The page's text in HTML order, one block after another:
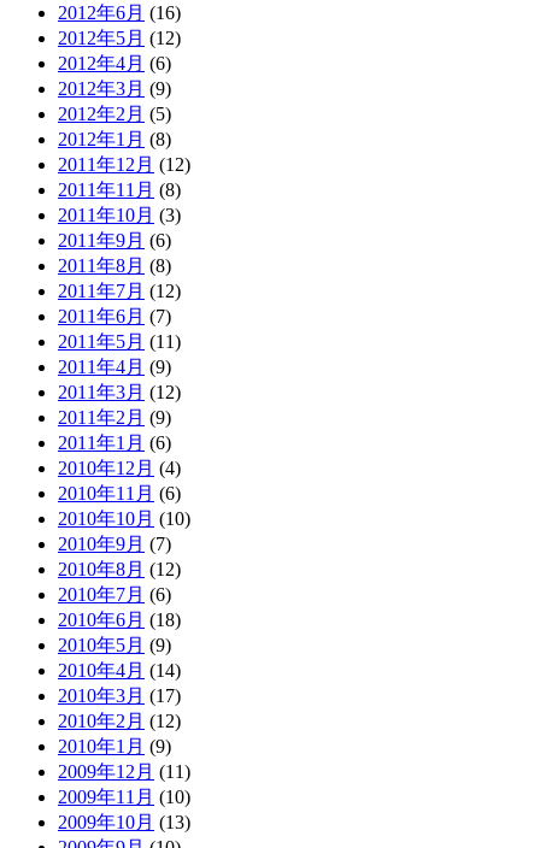
2012年6月 (16)
2012年5月 (12)
2012年4月 (6)
2012年3月 (9)
2012年2月 (5)
2012年1月 (8)
2011年12月 (12)
2011年11月 (8)
2011年10月 (3)
2011年9月 (6)
2011年8月 (8)
2011年7月 (12)
2011年6月 (7)
2011年5月 (11)
2011年4月 (9)
2011年3月 (12)
2011年2月 (9)
2011年1月 (6)
2010年12月 (4)
2010年11月 (6)
2010年10月 (10)
2010年9月 (7)
2010年8月 (12)
2010年7月 (6)
2010年6月 (18)
2010年5月 (9)
2010年4月 (14)
2010年3月 (17)
2010年2月 (12)
2010年1月 (9)
2009年12月 (11)
2009年11月 (10)
2009年10月 (13)